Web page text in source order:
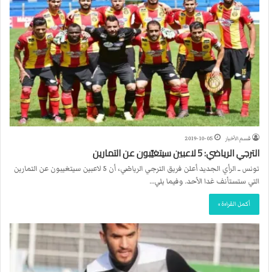
قسم الأخبار 2019-10-05
الترجي الرياضي: 5 لاعبين سيتغيّبون عن التمارين
تونس ــ الرأي الجديد أعلن فريق الترجي الرياضي، أن 5 لاعبين سيتغيبون عن التمارين
التي ستستأنف غدا الأحد. وفيما يلي…
أكمل القراءة »